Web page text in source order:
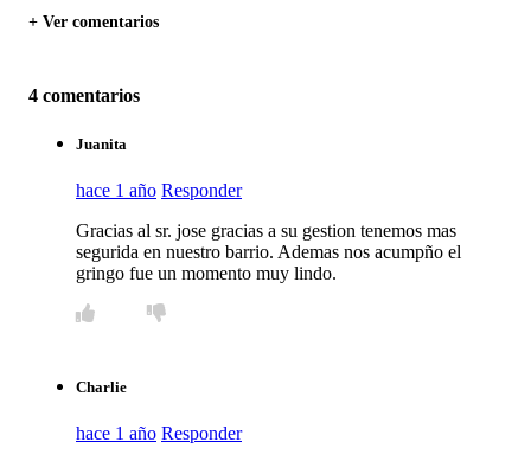
+ Ver comentarios
4 comentarios
Juanita
hace 1 año Responder
Gracias al sr. jose gracias a su gestion tenemos mas
segurida en nuestro barrio. Ademas nos acumpño el
gringo fue un momento muy lindo.
Charlie
hace 1 año Responder